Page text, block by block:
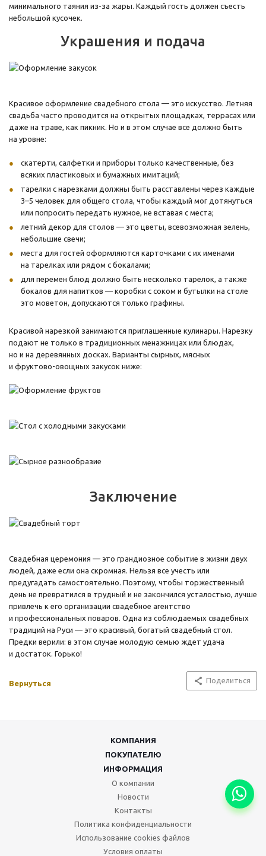
минимального таяния из-за жары. Каждый гость должен съесть
небольшой кусочек.
Украшения и подача
Красивое оформление свадебного стола — это искусство. Летняя
свадьба часто проводится на открытых площадках, террасах или
даже на траве, как пикник. Но и в этом случае все должно быть
на уровне:
скатерти, салфетки и приборы только качественные, без
всяких пластиковых и бумажных имитаций;
тарелки с нарезками должны быть расставлены через каждые
3–5 человек для общего стола, чтобы каждый мог дотянуться
или попросить передать нужное, не вставая с места;
летний декор для столов — это цветы, всевозможная зелень,
небольшие свечи;
места для гостей оформляются карточками с их именами
на тарелках или рядом с бокалами;
для перемен блюд должно быть несколько тарелок, а также
бокалов для напитков — коробки с соком и бутылки на столе
это моветон, допускаются только графины.
Красивой нарезкой занимаются приглашенные кулинары. Нарезку
подают не только в традиционных менажницах или блюдах,
но и на деревянных досках. Варианты сырных, мясных
и фруктово-овощных закусок ниже:
Заключение
Свадебная церемония — это грандиозное событие в жизни двух
людей, даже если она скромная. Нельзя все учесть или
предугадать самостоятельно. Поэтому, чтобы торжественный
день не превратился в трудный и не закончился усталостью, лучше
привлечь к его организации свадебное агентство
и профессиональных поваров. Одна из соблюдаемых свадебных
традиций на Руси — это красивый, богатый свадебный стол.
Предки верили: в этом случае молодую семью ждет удача
и достаток. Горько!
Вернуться Поделиться
КОМПАНИЯ
ПОКУПАТЕЛЮ
ИНФОРМАЦИЯ
О компании
Новости
Контакты
Политика конфиденциальности
Использование cookies файлов
Условия оплаты